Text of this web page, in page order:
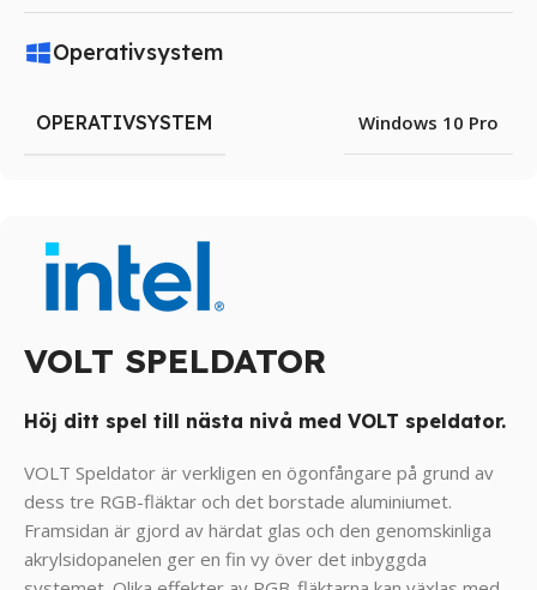
VOLT SPELDATOR
Höj ditt spel till nästa nivå med VOLT speldator.
VOLT Speldator är verkligen en ögonfångare på grund av
dess tre RGB-fläktar och det borstade aluminiumet.
Framsidan är gjord av härdat glas och den genomskinliga
akrylsidopanelen ger en fin vy över det inbyggda
Operativsystem
OPERATIVSYSTEM Windows 10 Pro